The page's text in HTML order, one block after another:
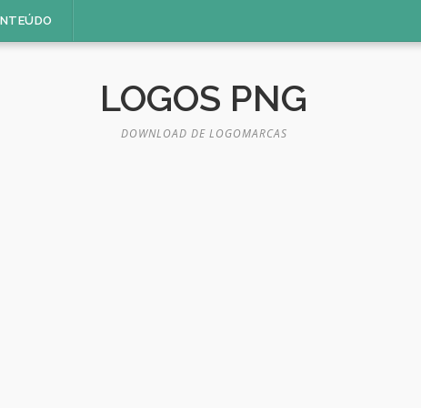
LOGOS PNG
DOWNLOAD DE LOGOMARCAS